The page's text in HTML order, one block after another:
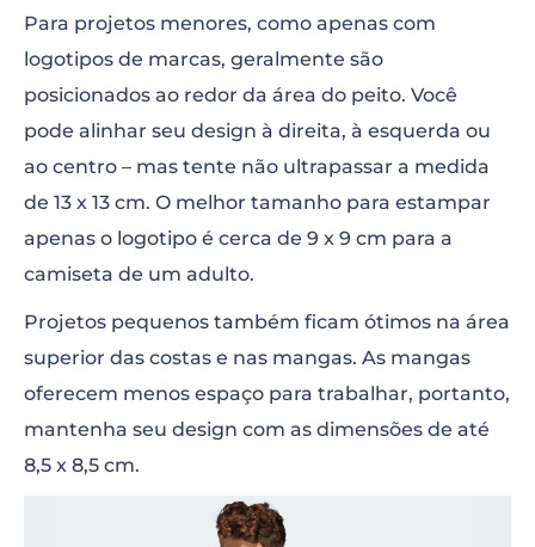
Para projetos menores, como apenas com
logotipos de marcas, geralmente são
posicionados ao redor da área do peito. Você
pode alinhar seu design à direita, à esquerda ou
ao centro – mas tente não ultrapassar a medida
de 13 x 13 cm. O melhor tamanho para estampar
apenas o logotipo é cerca de 9 x 9 cm para a
camiseta de um adulto.
Projetos pequenos também ficam ótimos na área
superior das costas e nas mangas. As mangas
oferecem menos espaço para trabalhar, portanto,
mantenha seu design com as dimensões de até
8,5 x 8,5 cm.